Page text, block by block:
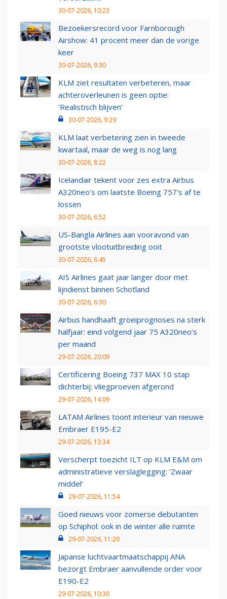
30-07-2026, 10:23
Bezoekersrecord voor Farnborough
Airshow: 41 procent meer dan de vorige
keer
30-07-2026, 9:30
KLM ziet resultaten verbeteren, maar
achteroverleunen is geen optie:
‘Realistisch blijven’
30-07-2026, 9:29
KLM laat verbetering zien in tweede
kwartaal, maar de weg is nog lang
30-07-2026, 8:22
Icelandair tekent voor zes extra Airbus
A320neo's om laatste Boeing 757's af te
lossen
30-07-2026, 6:52
US-Bangla Airlines aan vooravond van
grootste vlootuitbreiding ooit
30-07-2026, 6:45
AIS Airlines gaat jaar langer door met
lijndienst binnen Schotland
30-07-2026, 6:30
Airbus handhaaft groeiprognoses na sterk
halfjaar: eind volgend jaar 75 A320neo’s
per maand
29-07-2026, 20:09
Certificering Boeing 737 MAX 10 stap
dichterbij: vliegproeven afgerond
29-07-2026, 14:09
LATAM Airlines toont interieur van nieuwe
Embraer E195-E2
29-07-2026, 13:34
Verscherpt toezicht ILT op KLM E&M om
administratieve verslaglegging: ‘Zwaar
middel’
29-07-2026, 11:54
Goed nieuws voor zomerse debutanten
op Schiphol: ook in de winter alle ruimte
29-07-2026, 11:20
Japanse luchtvaartmaatschappij ANA
bezorgt Embraer aanvullende order voor
E190-E2
29-07-2026, 10:30